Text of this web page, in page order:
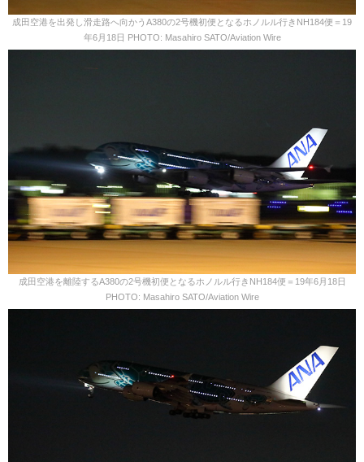
成田空港を出発し滑走路へ向かうA380の2号機初便となるホノルル行きNH184便＝19
年6月18日 PHOTO: Masahiro SATO/Aviation Wire
成田空港を離陸するA380の2号機初便となるホノルル行きNH184便＝19年6月18日
PHOTO: Masahiro SATO/Aviation Wire